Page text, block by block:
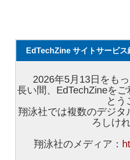
EdTechZine サイトサービス
2026年5月13日をも
長い間、EdTechZineを
とう
翔泳社では複数のデジ
ろしけ
翔泳社のメディア：